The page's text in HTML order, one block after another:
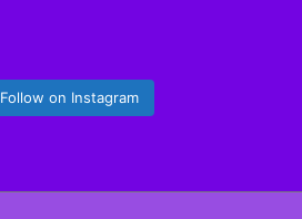
Follow on Instagram